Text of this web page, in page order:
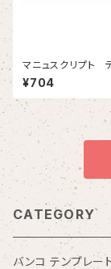
マニュスクリプ
ｍｍ 2本入
¥704
CATEGORY
バンコ テンプレー